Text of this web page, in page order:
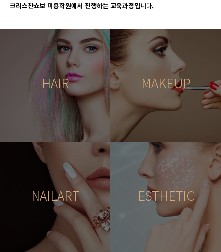
크리스챤쇼보 미용학원에서 진행하는 교육과정입니다.
HAIR MAKEUP
NAILART ESTHETIC